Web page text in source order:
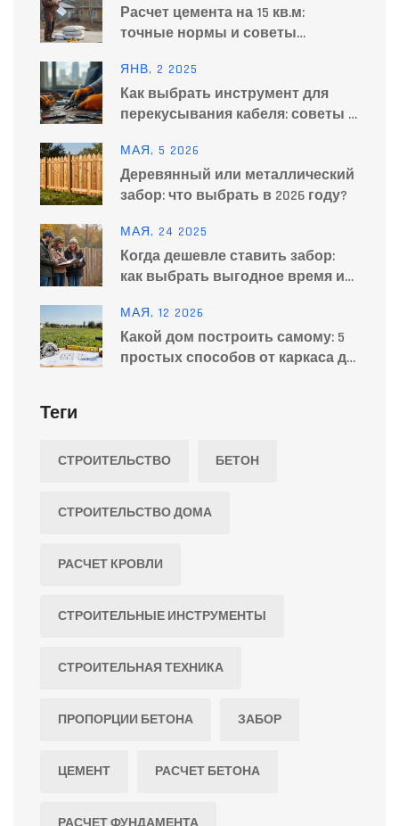
Расчет цемента на 15 кв.м:
точные нормы и советы
ЯНВ, 2 2025
Как выбрать инструмент для
перекусывания кабеля: советы и
МАЯ, 5 2026
Деревянный или металлический
забор: что выбрать в 2026 году?
МАЯ, 24 2025
Когда дешевле ставить забор:
как выбрать выгодное время и
МАЯ, 12 2026
Какой дом построить самому: 5
простых способов от каркаса до
Теги
СТРОИТЕЛЬСТВО БЕТОН
СТРОИТЕЛЬСТВО ДОМА
РАСЧЕТ КРОВЛИ
СТРОИТЕЛЬНЫЕ ИНСТРУМЕНТЫ
СТРОИТЕЛЬНАЯ ТЕХНИКА
ПРОПОРЦИИ БЕТОНА ЗАБОР
ЦЕМЕНТ РАСЧЕТ БЕТОНА